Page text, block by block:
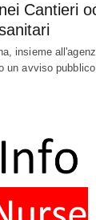
Cantieri
insieme
un avviso